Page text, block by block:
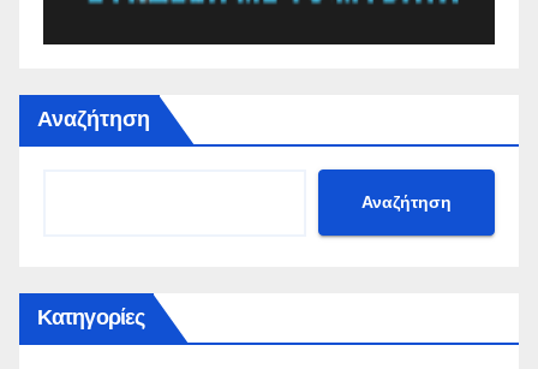
Αναζήτηση
Αναζήτηση
Κατηγορίες